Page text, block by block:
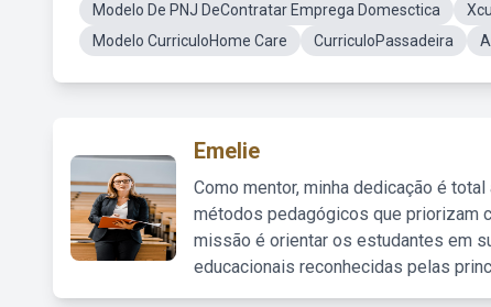
Modelo De PNJ DeContratar Emprega Domesctica
Modelo CurriculoHome Care
CurriculoPassadeira
Emelie
Como mentor, minha dedicação é
métodos pedagógicos que priorizam
missão é orientar os estudantes em
educacionais reconhecidas pelas